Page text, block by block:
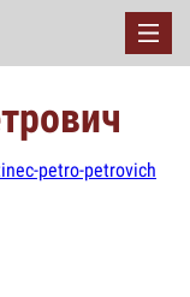
petro-petrovich